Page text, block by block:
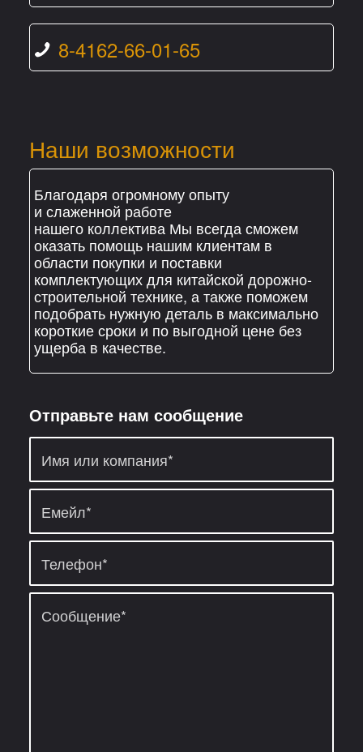
8-4162-66-01-65
Наши возможности
Благодаря огромному опыту
и слаженной работе
нашего коллектива Мы всегда сможем
оказать помощь нашим клиентам в
области покупки и поставки
комплектующих для китайской дорожно-
строительной технике, а также поможем
подобрать нужную деталь в максимально
короткие сроки и по выгодной цене без
ущерба в качестве.
Отправьте нам сообщение